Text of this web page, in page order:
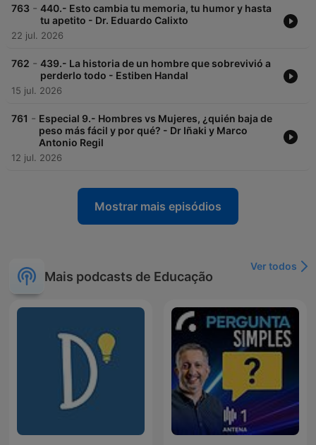
763 - 440.- Esto cambia tu memoria, tu humor y hasta
tu apetito - Dr. Eduardo Calixto
22 jul. 2026
762 - 439.- La historia de un hombre que sobrevivió a
perderlo todo - Estiben Handal
15 jul. 2026
761 - Especial 9.- Hombres vs Mujeres, ¿quién baja de
peso más fácil y por qué? - Dr Iñaki y Marco
Antonio Regil
12 jul. 2026
Mostrar mais episódios
Mais podcasts de Educação
Ver todos